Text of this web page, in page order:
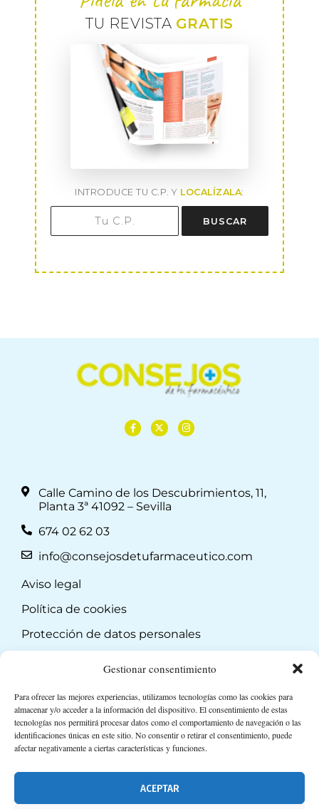
Gestionar consentimiento
Para ofrecer las mejores experiencias, utilizamos tecnologías como las cookies para
almacenar y/o acceder a la información del dispositivo. El consentimiento de estas
tecnologías nos permitirá procesar datos como el comportamiento de navegación o las
identificaciones únicas en este sitio. No consentir o retirar el consentimiento, puede
afectar negativamente a ciertas características y funciones.
ACEPTAR
TU REVISTA GRATIS
INTRODUCE TU C.P. Y LOCALÍZALA:
BUSCAR
Calle Camino de los Descubrimientos, 11,
Planta 3ª 41092 – Sevilla
674 02 62 03
info@consejosdetufarmaceutico.com
Aviso legal
Política de cookies
Protección de datos personales